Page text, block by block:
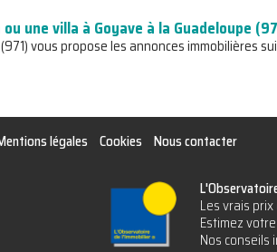
une villa à Goyave à la Guadeloupe
vous propose les annonces immobilières
légales Cookies Nous contacter
Les vrais
Estimez
Nos conseils